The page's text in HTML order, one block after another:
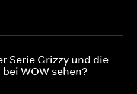
Serie Grizzy und die
WOW sehen?